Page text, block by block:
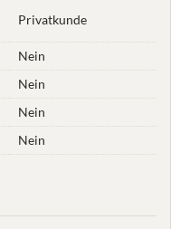
Privatkunde
Nein
Nein
Nein
Nein